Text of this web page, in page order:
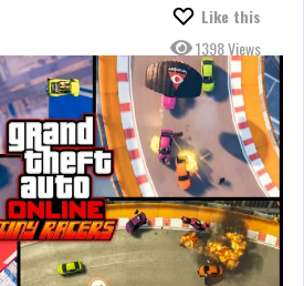
Like this
1398 Views